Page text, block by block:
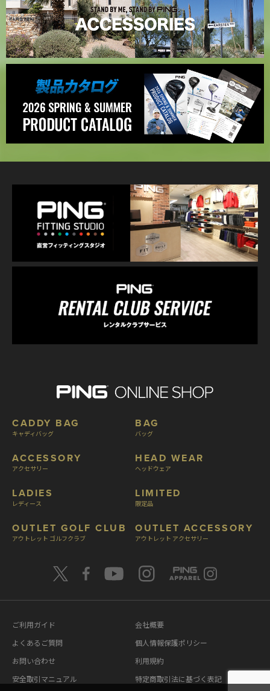
CADDY BAG
キャディバッグ
ACCESSORY
アクセサリー
LADIES
レディース
OUTLET GOLF CLUB
アウトレット ゴルフクラブ
BAG
バッグ
HEAD WEAR
ヘッドウェア
LIMITED
限定品
OUTLET ACCESSORY
アウトレット アクセサリー
ご利用ガイド
よくあるご質問
お問い合わせ
安全取引マニュアル
会社概要
個人情報保護ポリシー
利用規約
特定商取引法に基づく表記